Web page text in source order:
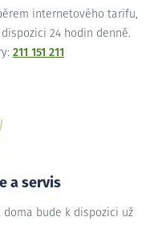
internetového tarifu,
24 hodin denně.
211 151 211
a servis
doma bude k dispozici už